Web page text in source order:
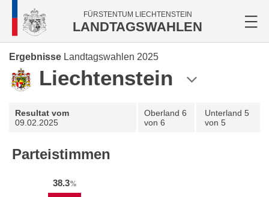
FÜRSTENTUM LIECHTENSTEIN
LANDTAGSWAHLEN
Ergebnisse Landtagswahlen 2025
Liechtenstein
Resultat vom
09.02.2025
Oberland 6
von 6
Unterland 5
von 5
Parteistimmen
38.3%